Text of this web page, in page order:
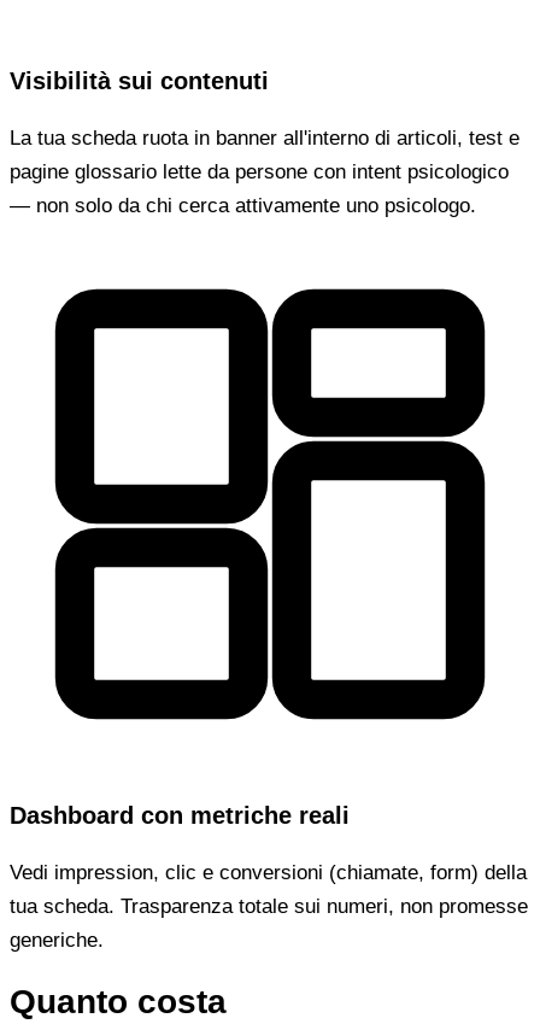
Visibilità sui contenuti
La tua scheda ruota in banner all'interno di articoli, test e
pagine glossario lette da persone con intent psicologico
— non solo da chi cerca attivamente uno psicologo.
Dashboard con metriche reali
Vedi impression, clic e conversioni (chiamate, form) della
tua scheda. Trasparenza totale sui numeri, non promesse
generiche.
Quanto costa